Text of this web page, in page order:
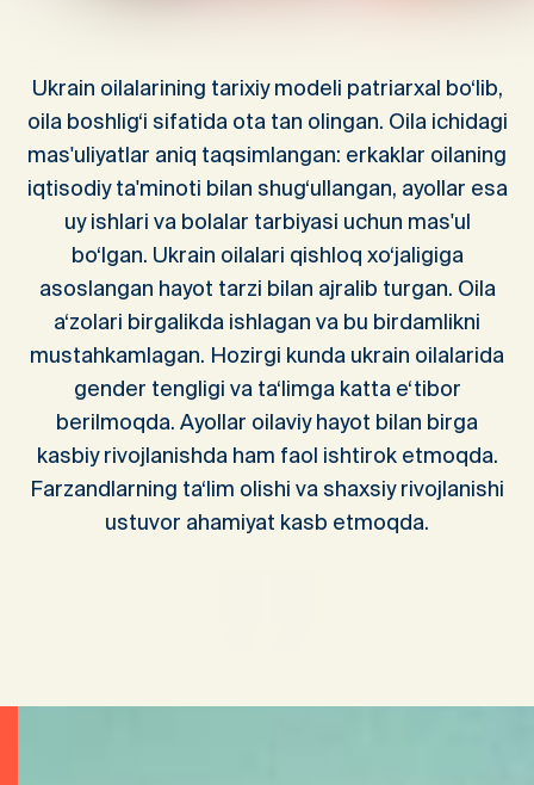
Ukrain oilalarining tarixiy modeli patriarxal bo‘lib,
oila boshlig‘i sifatida ota tan olingan. Oila ichidagi
mas'uliyatlar aniq taqsimlangan: erkaklar oilaning
iqtisodiy ta'minoti bilan shug‘ullangan, ayollar esa
uy ishlari va bolalar tarbiyasi uchun mas'ul
bo‘lgan. Ukrain oilalari qishloq xo‘jaligiga
asoslangan hayot tarzi bilan ajralib turgan. Oila
a‘zolari birgalikda ishlagan va bu birdamlikni
mustahkamlagan. Hozirgi kunda ukrain oilalarida
gender tengligi va ta‘limga katta e‘tibor
berilmoqda. Ayollar oilaviy hayot bilan birga
kasbiy rivojlanishda ham faol ishtirok etmoqda.
Farzandlarning ta‘lim olishi va shaxsiy rivojlanishi
ustuvor ahamiyat kasb etmoqda.